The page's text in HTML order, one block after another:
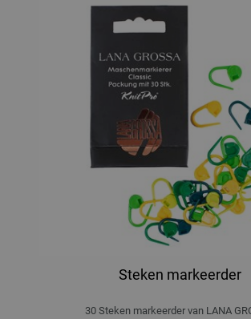
Steken markeerder
30 Steken markeerder van LANA